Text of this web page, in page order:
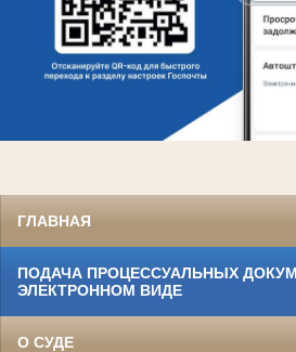
ГЛАВНАЯ
ПОДАЧА ПРОЦЕССУАЛЬНЫХ
ЭЛЕКТРОННОМ ВИДЕ
О СУДЕ